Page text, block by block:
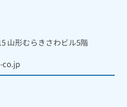
山形むらきさわビル5階
co.jp